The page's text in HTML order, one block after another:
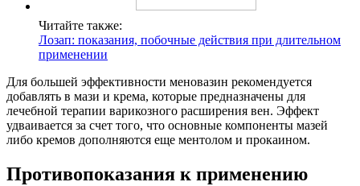
Читайте также:
Лозап: показания, побочные действия при длительном
применении
Для большей эффективности меновазин рекомендуется
добавлять в мази и крема, которые предназначены для
лечебной терапии варикозного расширения вен. Эффект
удваивается за счет того, что основные компоненты мазей
либо кремов дополняются еще ментолом и прокаином.
Противопоказания к применению